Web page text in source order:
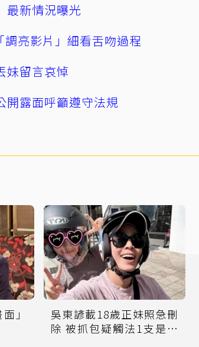
最新情況曝光
亮影片」細看舌吻過程
妹留言哀悼
開露面呼籲遵守法規
」
吳東諺載18歲正妹照急刪
除 被抓包疑觸法1支是關